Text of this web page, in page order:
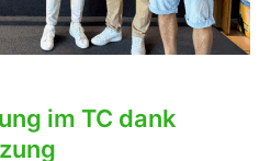
im TC dank